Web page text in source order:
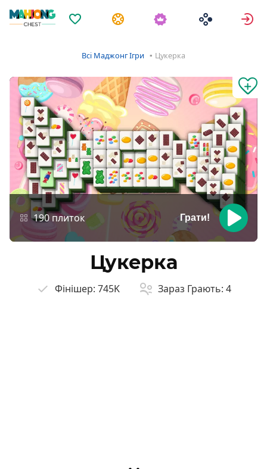
Обране Завдання
Всі Маджонг Ігри Цукерка
190 плиток Грати!
Цукерка
Фінішер: 745K Зараз Грають: 4